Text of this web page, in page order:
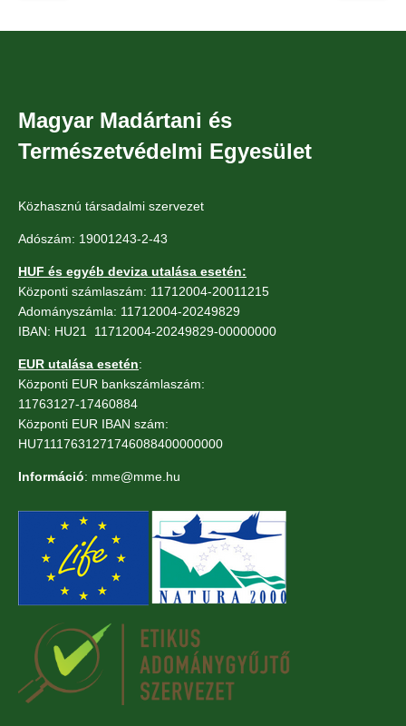
Magyar Madártani és
Természetvédelmi Egyesület
Közhasznú társadalmi szervezet
Adószám: 19001243-2-43
HUF és egyéb deviza utalása esetén:
Központi számlaszám: 11712004-20011215
Adományszámla: 11712004-20249829
IBAN: HU21 11712004-20249829-00000000
EUR utalása esetén:
Központi EUR bankszámlaszám:
11763127-17460884
Központi EUR IBAN szám:
HU71117631271746088400000000
Információ: mme@mme.hu